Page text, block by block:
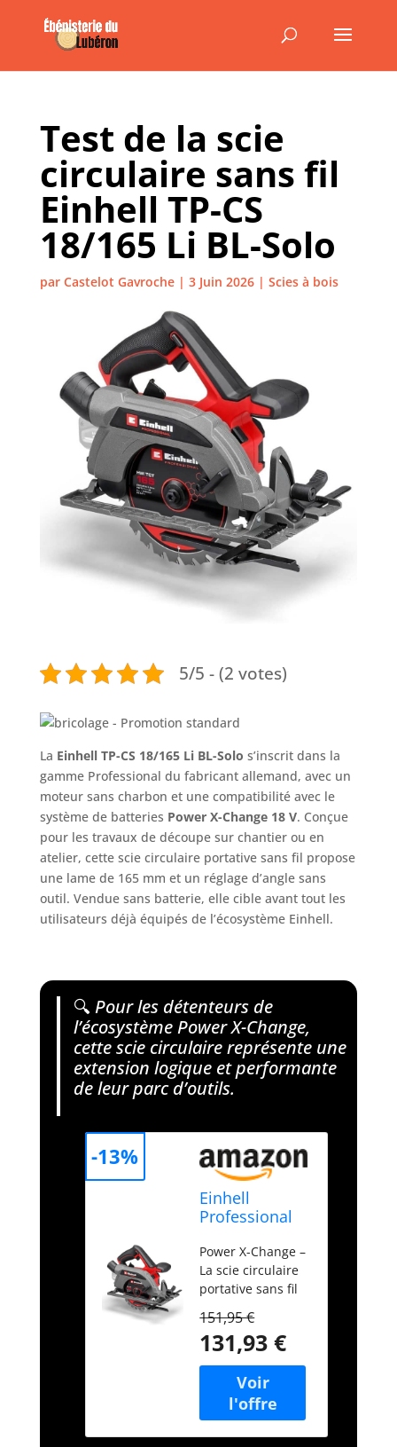
Test de la scie
circulaire sans fil
Einhell TP-CS
18/165 Li BL-Solo
par Castelot Gavroche| 3 Juin 2026| Scies à bois
5/5 - (2 votes)
La Einhell TP-CS 18/165 Li BL-Solo s’inscrit dans la
gamme Professional du fabricant allemand, avec un
moteur sans charbon et une compatibilité avec le
système de batteries Power X-Change 18 V. Conçue
pour les travaux de découpe sur chantier ou en
atelier, cette scie circulaire portative sans fil propose
une lame de 165 mm et un réglage d’angle sans
outil. Vendue sans batterie, elle cible avant tout les
utilisateurs déjà équipés de l’écosystème Einhell.
🔍 Pour les détenteurs de
l’écosystème Power X-Change,
cette scie circulaire représente une
extension logique et performante
de leur parc d’outils.
Einhell
Professional
sans fil TP-CS
18/165 Li BL
Solo
Power X-Change –
La scie circulaire
portative sans fil
BL-Solo
Professional fait
partie de la
gamme Power X-
Change dans
laquelle les
batteries,
151,95 €
131,93 €
-13%